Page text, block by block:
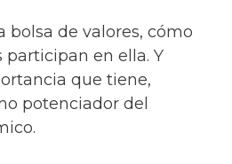
bolsa de valores, cómo
en ella. Y
que tiene,
potenciador del